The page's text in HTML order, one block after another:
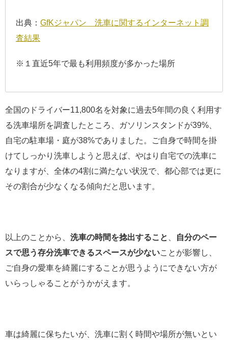
出典： GfKジャパン 洗車に関するインターネット調
査結果
※１直近5年で最も利用頻度が多かった場所
全国のドライバー11,800名を対象に過去5年間の良く利用す
る洗車場所を調査したところ、ガソリンスタンドが39%、
自宅の駐車場・庭が38%でありました。ご自身で時間を掛
けてしっかり洗車しようと思えば、やはり自宅での洗車に
なりますが、全体の4割に満たない状況で、都心部では更に
その割合が少なくなる傾向だと思います。
以上のことから、 洗車の時間を捻出すること
自分のペー
スで思う存分洗車できるスペースが少ないことが影響し、
ご自身の愛車を綺麗にすることが思うようにできない方が
いらっしゃることがうかがえます。
車は綺麗に保ちたいが、洗車に割く時間や場所が無いとい